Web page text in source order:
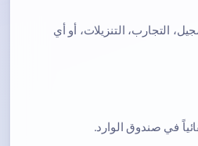
التجارب، التنزيلات، أو أي
في صندوق الوارد.